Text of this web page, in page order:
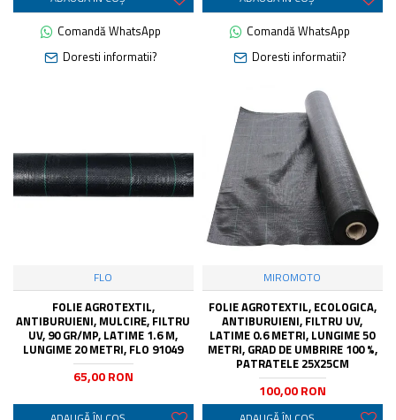
Comandă WhatsApp
Doresti informatii?
Comandă WhatsApp
Doresti informatii?
FLO
FOLIE AGROTEXTIL,
ANTIBURUIENI, MULCIRE, FILTRU
UV, 90 GR/MP, LATIME 1.6 M,
LUNGIME 20 METRI, FLO 91049
65,00 RON
MIROMOTO
FOLIE AGROTEXTIL, ECOLOGICA,
ANTIBURUIENI, FILTRU UV,
LATIME 0.6 METRI, LUNGIME 50
METRI, GRAD DE UMBRIRE 100 %,
PATRATELE 25X25CM
100,00 RON